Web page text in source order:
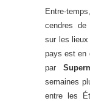
Entre-temps,
cendres de
sur les
pays est en
par
semaines
entre les